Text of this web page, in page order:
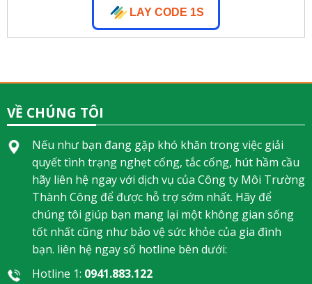
LAY CODE 1S
VỀ CHÚNG TÔI
Nếu như bạn đang gặp khó khăn trong việc giải
quyết tình trạng nghẹt cống, tắc cống, hút hầm cầu
hãy liên hệ ngay với dịch vụ của Công ty Môi Trường
Thành Công để được hỗ trợ sớm nhất. Hãy để
chúng tôi giúp bạn mang lại một không gian sống
tốt nhất cũng như bảo vệ sức khỏe của gia đình
bạn. liên hệ ngay số hotline bên dưới:
Hotline 1: 0941.883.122